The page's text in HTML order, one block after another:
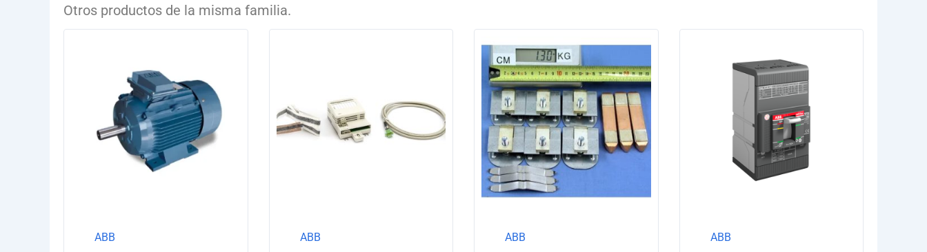
Otros productos de la misma familia.
ABB ABB ABB ABB